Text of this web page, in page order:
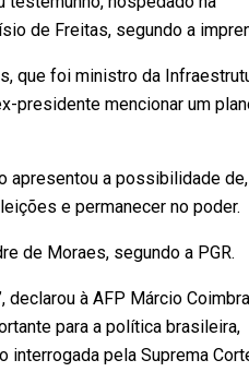
de Freitas, segundo a
que foi ministro da
presidente mencionar um
apresentou a possibilidade de,
e permanecer no poder.
de Moraes, segundo a PGR.
à AFP Márcio
para a política brasileira,
interrogada pela Suprema